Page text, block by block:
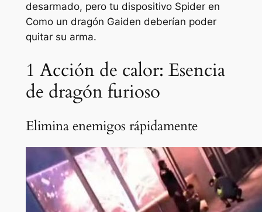
desarmado, pero tu dispositivo Spider en
Como un dragón Gaiden deberían poder
quitar su arma.
1 Acción de calor: Esencia
de dragón furioso
Elimina enemigos rápidamente